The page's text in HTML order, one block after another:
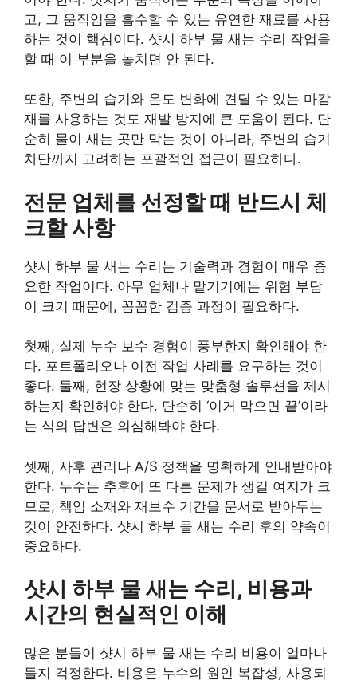
고, 그 움직임을 흡수할 수 있는 유연한 재료를 사용
하는 것이 핵심이다. 샷시 하부 물 새는 수리 작업을
할 때 이 부분을 놓치면 안 된다.
또한, 주변의 습기와 온도 변화에 견딜 수 있는 마감
재를 사용하는 것도 재발 방지에 큰 도움이 된다. 단
순히 물이 새는 곳만 막는 것이 아니라, 주변의 습기
차단까지 고려하는 포괄적인 접근이 필요하다.
전문 업체를 선정할 때 반드시 체
크할 사항
샷시 하부 물 새는 수리는 기술력과 경험이 매우 중
요한 작업이다. 아무 업체나 맡기기에는 위험 부담
이 크기 때문에, 꼼꼼한 검증 과정이 필요하다.
첫째, 실제 누수 보수 경험이 풍부한지 확인해야 한
다. 포트폴리오나 이전 작업 사례를 요구하는 것이
좋다. 둘째, 현장 상황에 맞는 맞춤형 솔루션을 제시
하는지 확인해야 한다. 단순히 ‘이거 막으면 끝’이라
는 식의 답변은 의심해봐야 한다.
셋째, 사후 관리나 A/S 정책을 명확하게 안내받아야
한다. 누수는 추후에 또 다른 문제가 생길 여지가 크
므로, 책임 소재와 재보수 기간을 문서로 받아두는
것이 안전하다. 샷시 하부 물 새는 수리 후의 약속이
중요하다.
샷시 하부 물 새는 수리, 비용과
시간의 현실적인 이해
많은 분들이 샷시 하부 물 새는 수리 비용이 얼마나
들지 걱정한다. 비용은 누수의 원인 복잡성, 사용되